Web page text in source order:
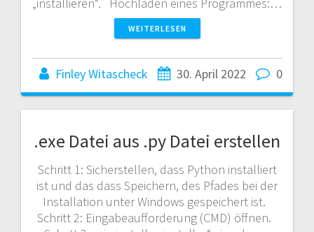
WEITERLESEN
Finley Witascheck 30. April 2022 0
.exe Datei aus .py Datei erstellen
Schritt 1: Sicherstellen, dass Python installiert
ist und das dass Speichern, des Pfades bei der
Installation unter Windows gespeichert ist.
Schritt 2: Eingabeaufforderung (CMD) öffnen.